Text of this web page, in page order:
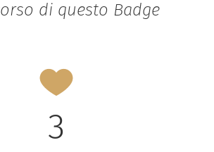
di questo Badge
3